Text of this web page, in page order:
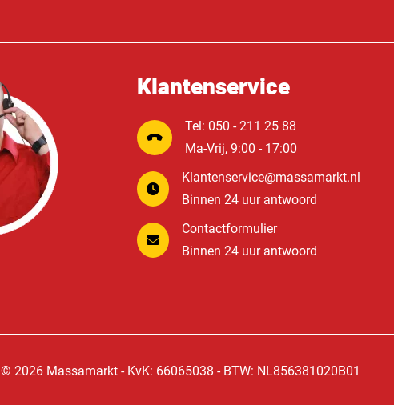
Klantenservice
Tel: 050 - 211 25 88
Ma-Vrij, 9:00 - 17:00
Klantenservice@massamarkt.nl
Binnen 24 uur antwoord
Contactformulier
Binnen 24 uur antwoord
© 2026 Massamarkt - KvK: 66065038 - BTW: NL856381020B01